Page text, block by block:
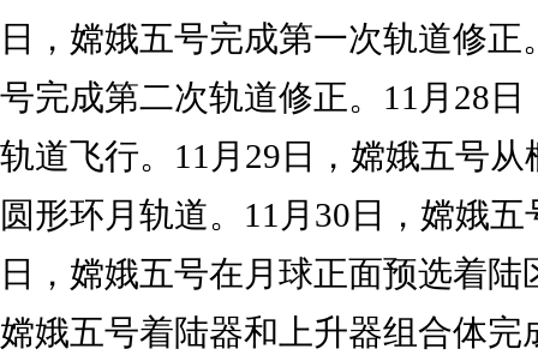
日，嫦娥五号完成第一次轨道修正
号完成第二次轨道修正。11月28
轨道飞行。11月29日，嫦娥五号
圆形环月轨道。11月30日，嫦娥
日，嫦娥五号在月球正面预选着陆
嫦娥五号着陆器和上升器组合体完